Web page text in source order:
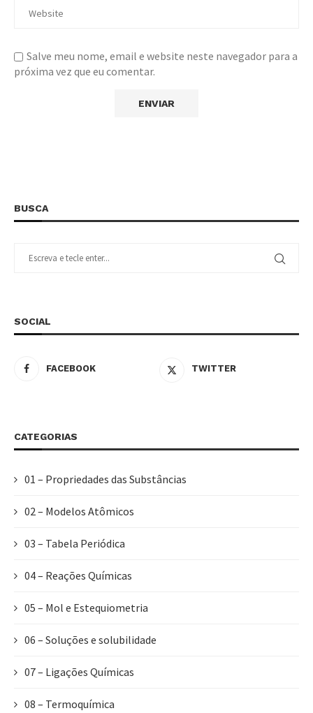
Salve meu nome, email e website neste navegador para a
próxima vez que eu comentar.
BUSCA
SOCIAL
FACEBOOK TWITTER
CATEGORIAS
01 – Propriedades das Substâncias
02 – Modelos Atômicos
03 – Tabela Periódica
04 – Reações Químicas
05 – Mol e Estequiometria
06 – Soluções e solubilidade
07 – Ligações Químicas
08 – Termoquímica